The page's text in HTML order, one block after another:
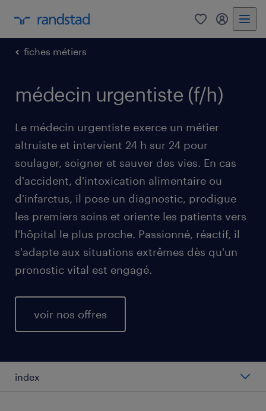
0 mon
fiches métiers
médecin urgentiste (f/h)
Le médecin urgentiste exerce un métier
altruiste et intervient 24 h sur 24 pour
soulager, soigner et sauver des vies. En cas
d'accident, d'intoxication alimentaire ou
d'infarctus, il pose un diagnostic, prodigue
les premiers soins et oriente les patients vers
l'hôpital le plus proche. Passionné, réactif, il
s'adapte aux situations extrêmes dès qu'un
pronostic vital est engagé.
voir nos offres
index